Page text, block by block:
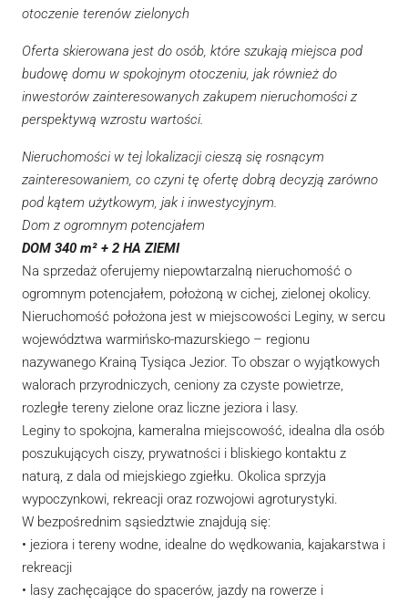
otoczenie terenów zielonych
Oferta skierowana jest do osób, które szukają miejsca pod
budowę domu w spokojnym otoczeniu, jak również do
inwestorów zainteresowanych zakupem nieruchomości z
perspektywą wzrostu wartości.
Nieruchomości w tej lokalizacji cieszą się rosnącym
zainteresowaniem, co czyni tę ofertę dobrą decyzją zarówno
pod kątem użytkowym, jak i inwestycyjnym.
Dom z ogromnym potencjałem
DOM 340 m² + 2 HA ZIEMI
Na sprzedaż oferujemy niepowtarzalną nieruchomość o
ogromnym potencjałem, położoną w cichej, zielonej okolicy.
Nieruchomość położona jest w miejscowości Leginy, w sercu
województwa warmińsko-mazurskiego – regionu
nazywanego Krainą Tysiąca Jezior. To obszar o wyjątkowych
walorach przyrodniczych, ceniony za czyste powietrze,
rozległe tereny zielone oraz liczne jeziora i lasy.
Leginy to spokojna, kameralna miejscowość, idealna dla osób
poszukujących ciszy, prywatności i bliskiego kontaktu z
naturą, z dala od miejskiego zgiełku. Okolica sprzyja
wypoczynkowi, rekreacji oraz rozwojowi agroturystyki.
W bezpośrednim sąsiedztwie znajdują się:
• jeziora i tereny wodne, idealne do wędkowania, kajakarstwa i
rekreacji
• lasy zachęcające do spacerów, jazdy na rowerze i